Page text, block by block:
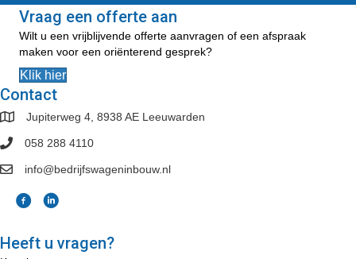
Vraag een offerte aan
Wilt u een vrijblijvende offerte aanvragen of een afspraak
maken voor een oriënterend gesprek?
Klik hier
Contact
Jupiterweg 4, 8938 AE Leeuwarden
058 288 4110
info@bedrijfswageninbouw.nl
Heeft u vragen?